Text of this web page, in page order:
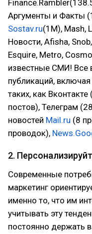
Аргументы и Факты
Sostav.ru(1M), Mash,
Новости, Afisha,
Esquire, Metro,
известные СМИ! Все
публикаций,
таких, как
постов), Телеграм
новостей Mail.ru (8
проводок),
2.
‍Современные
маркетинг
именно то, что им
учитывать эту
постоянно держать